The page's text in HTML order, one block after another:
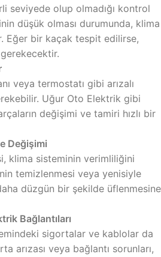
seviyede olup olmadığı kontrol
düşük olması durumunda, klima
Eğer bir kaçak tespit edilirse,
veya termostatı gibi arızalı
Uğur Oto Elektrik gibi
değişimi ve tamiri hızlı bir
Değişimi
klima sisteminin verimliliğini
temizlenmesi veya yenisiyle
düzgün bir şekilde üflenmesine
Bağlantıları
sigortalar ve kablolar da
arızası veya bağlantı sorunları,